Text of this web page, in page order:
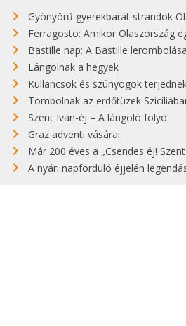
Gyönyörű gyerekbarát strandok
Ferragosto: Amikor Olaszország
Bastille nap: A Bastille lerombolása az
Lángolnak a hegyek
Kullancsok és szúnyogok
Tombolnak az erdőtüzek
Szent Iván-éj – A lángoló folyó
Graz adventi vásárai
Már 200 éves a „Csendes éj!
A nyári napforduló éjjelén legendás hegyi